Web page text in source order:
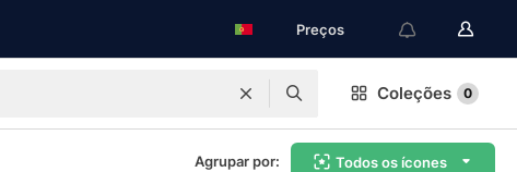
Preços
Coleções 0
Agrupar por: Todos os ícones